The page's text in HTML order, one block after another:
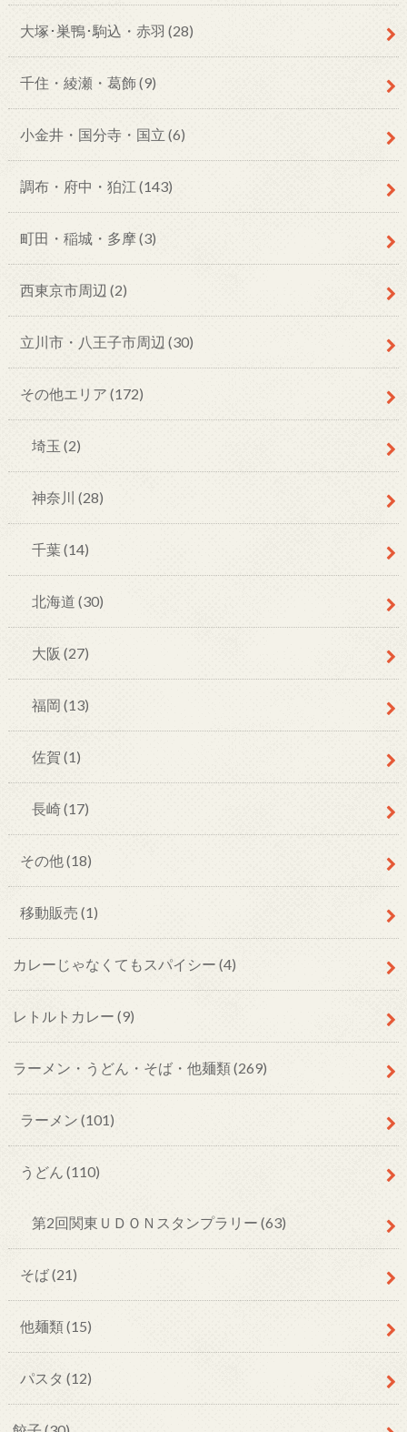
大塚･巣鴨･駒込・赤羽 (28)
千住・綾瀬・葛飾(9)
小金井・国分寺・国立 (6)
調布・府中・狛江 (143)
町田・稲城・多摩(3)
西東京市周辺 (2)
立川市・八王子市周辺 (30)
その他エリア (172)
埼玉 (2)
神奈川 (28)
千葉(14)
北海道 (30)
大阪 (27)
福岡 (13)
佐賀 (1)
長崎(17)
その他(18)
移動販売 (1)
カレーじゃなくてもスパイシー (4)
レトルトカレー (9)
ラーメン・うどん・そば・他麺類(269)
ラーメン (101)
うどん (110)
第2回関東ＵＤＯＮスタンプラリー (63)
そば(21)
他麺類(15)
パスタ (12)